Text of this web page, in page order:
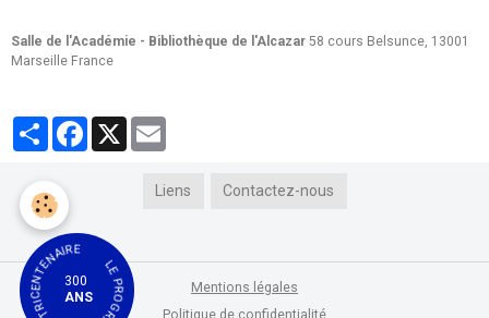
Salle de l'Académie - Bibliothèque de l'Alcazar 58 cours Belsunce, 13001
Marseille France
PartagerFacebook
Liens Contactez-nous
300
ANS
LE PROGRAMME DU TRICENTENAIRE
Mentions légales